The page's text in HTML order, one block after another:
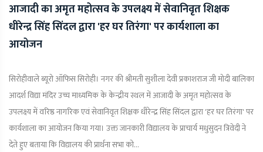
आजादी का अमृत महोत्सव के उपलक्ष्य में सेवानिवृत शिक्षक
धीरेन्द्र सिंह सिंदल द्वारा 'हर घर तिरंगा' पर कार्यशाला का
आयोजन
सिरोहीवाले ब्यूरो ऑफिस सिरोही। नगर की श्रीमती सुशीला देवी प्रकाशराज जी मोदी बालिका
आदर्श विद्या मंदिर उच्च माध्यमिक के केन्द्रीय स्थल में आजादी के अमृत महोत्सव के
उपलक्ष्य में वरिष्ठ नागरिक एवं सेवानिवृत शिक्षक धीरेन्द्र सिंह सिंदल द्वारा 'हर घर तिरंगा' पर
कार्यशाला का आयोजन किया गया। उक्त जानकारी विद्यालय के प्राचार्य मधुसुदन त्रिवेदी ने
देते हुए बताया कि विद्यालय की प्रार्थना सभा को...